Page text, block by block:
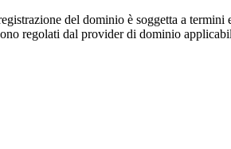
del dominio è soggetta a termini
regolati dal provider di dominio